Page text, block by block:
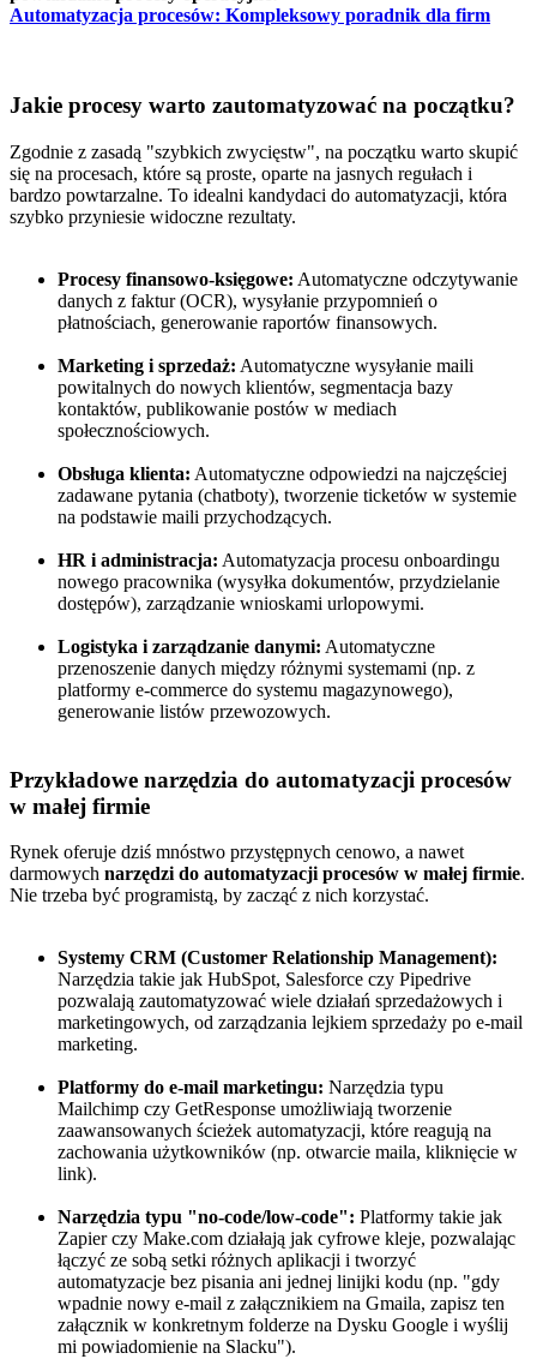
Automatyzacja procesów: Kompleksowy poradnik dla firm
Jakie procesy warto zautomatyzować na początku?
Zgodnie z zasadą "szybkich zwycięstw", na początku warto skupić
się na procesach, które są proste, oparte na jasnych regułach i
bardzo powtarzalne. To idealni kandydaci do automatyzacji, która
szybko przyniesie widoczne rezultaty.
Procesy finansowo-księgowe: Automatyczne odczytywanie
danych z faktur (OCR), wysyłanie przypomnień o
płatnościach, generowanie raportów finansowych.
Marketing i sprzedaż: Automatyczne wysyłanie maili
powitalnych do nowych klientów, segmentacja bazy
kontaktów, publikowanie postów w mediach
społecznościowych.
Obsługa klienta: Automatyczne odpowiedzi na najczęściej
zadawane pytania (chatboty), tworzenie ticketów w systemie
na podstawie maili przychodzących.
HR i administracja: Automatyzacja procesu onboardingu
nowego pracownika (wysyłka dokumentów, przydzielanie
dostępów), zarządzanie wnioskami urlopowymi.
Logistyka i zarządzanie danymi: Automatyczne
przenoszenie danych między różnymi systemami (np. z
platformy e-commerce do systemu magazynowego),
generowanie listów przewozowych.
Przykładowe narzędzia do automatyzacji procesów
w małej firmie
Rynek oferuje dziś mnóstwo przystępnych cenowo, a nawet
darmowych narzędzi do automatyzacji procesów w małej firmie.
Nie trzeba być programistą, by zacząć z nich korzystać.
Systemy CRM (Customer Relationship Management):
Narzędzia takie jak HubSpot, Salesforce czy Pipedrive
pozwalają zautomatyzować wiele działań sprzedażowych i
marketingowych, od zarządzania lejkiem sprzedaży po e-mail
marketing.
Platformy do e-mail marketingu: Narzędzia typu
Mailchimp czy GetResponse umożliwiają tworzenie
zaawansowanych ścieżek automatyzacji, które reagują na
zachowania użytkowników (np. otwarcie maila, kliknięcie w
link).
Narzędzia typu "no-code/low-code": Platformy takie jak
Zapier czy Make.com działają jak cyfrowe kleje, pozwalając
łączyć ze sobą setki różnych aplikacji i tworzyć
automatyzacje bez pisania ani jednej linijki kodu (np. "gdy
wpadnie nowy e-mail z załącznikiem na Gmaila, zapisz ten
załącznik w konkretnym folderze na Dysku Google i wyślij
mi powiadomienie na Slacku").